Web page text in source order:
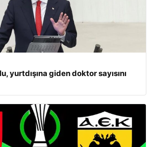
yurtdışına giden doktor sayısını